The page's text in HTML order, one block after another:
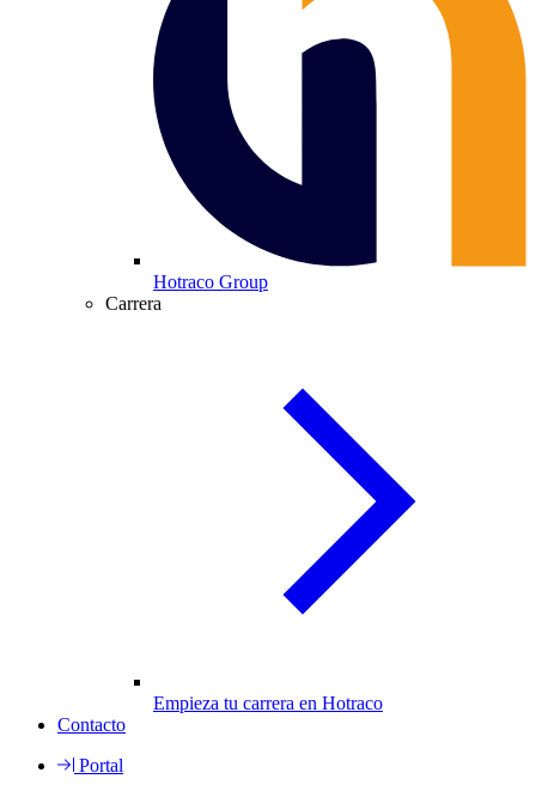
Hotraco Group
Carrera
Empieza tu carrera en Hotraco
Contacto
Portal